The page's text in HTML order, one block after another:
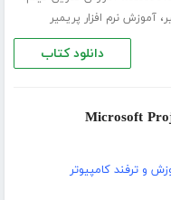
،آموزش نرم افزار پریمیر
دانلود کتاب
و ترفند کامپیوتر